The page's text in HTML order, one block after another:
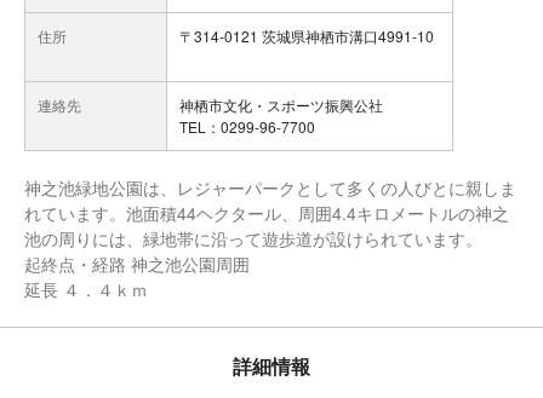
住所 〒314-0121 茨城県神栖市溝口4991-10
連絡先
神栖市文化・スポーツ振興公社
TEL：0299-96-7700
神之池緑地公園は、レジャーパークとして多くの人びとに親しま
れています。池面積44ヘクタール、周囲4.4キロメートルの神之
池の周りには、緑地帯に沿って遊歩道が設けられています。
起終点・経路 神之池公園周囲
延長 ４．４ｋｍ
詳細情報